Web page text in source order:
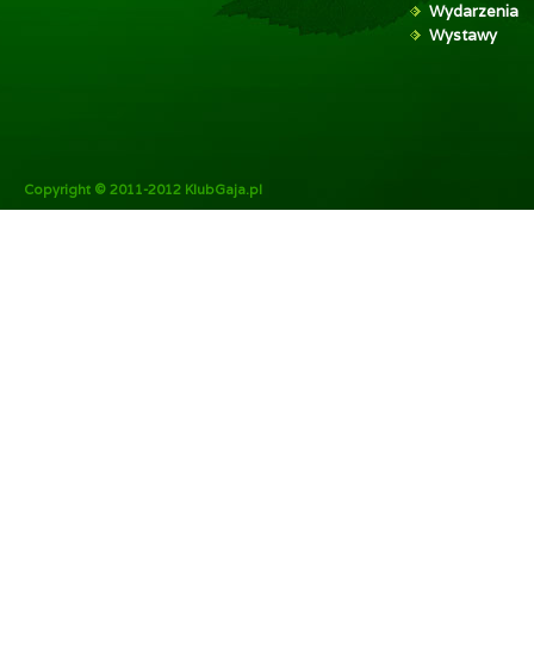
Wydarzenia
Wystawy
Copyright © 2011-2012 KlubGaja.pl